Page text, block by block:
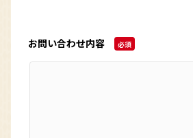
お問い合わせ内容 必須